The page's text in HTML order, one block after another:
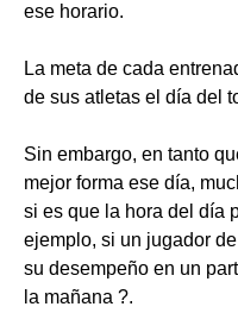
ese horario.
La meta de cada
de sus atletas el día del
Sin embargo, en tanto
mejor forma ese día,
si es que la hora del día
ejemplo, si un jugador
su desempeño en un
la mañana ?.